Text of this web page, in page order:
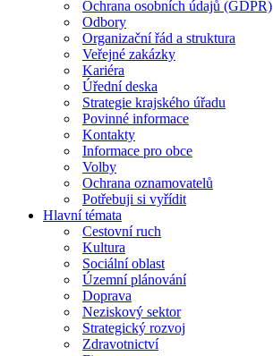
Ochrana osobních údajů (GDPR)
Odbory
Organizační řád a struktura
Veřejné zakázky
Kariéra
Úřední deska
Strategie krajského úřadu
Povinné informace
Kontakty
Informace pro obce
Volby
Ochrana oznamovatelů
Potřebuji si vyřídit
Hlavní témata
Cestovní ruch
Kultura
Sociální oblast
Územní plánování
Doprava
Neziskový sektor
Strategický rozvoj
Zdravotnictví